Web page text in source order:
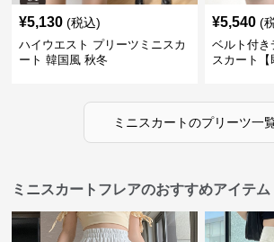
¥5,130 (税込)
ハイウエスト プリーツミニスカ
ート 韓国風 秋冬
¥5,540 (
ベルト付き
スカート【
ミニスカートのプリーツ一
ミニスカートフレアのおすすめアイテム